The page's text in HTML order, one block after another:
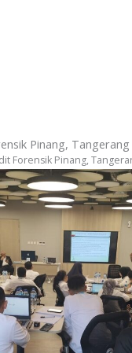
Pinang,
Forensik Pinang,